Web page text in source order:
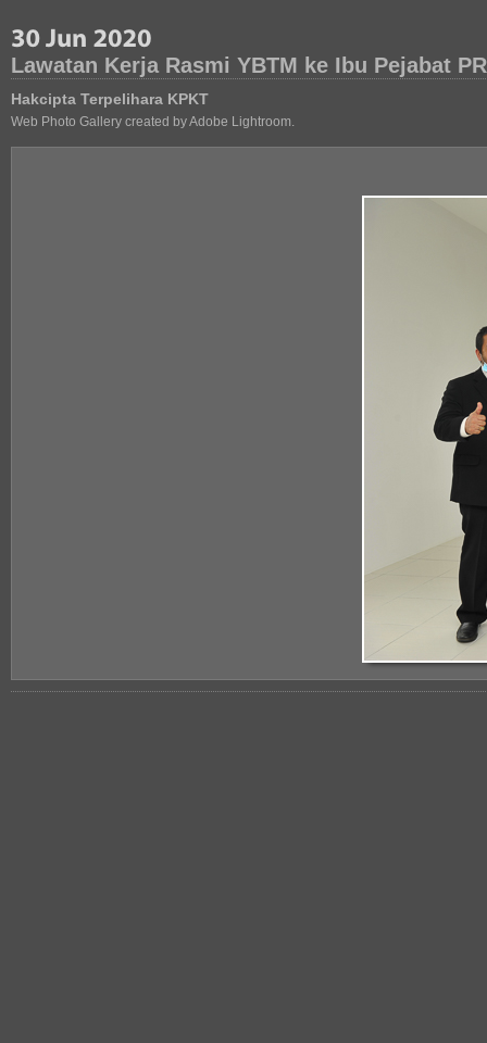
Lawatan Kerja Rasmi YBTM ke Ibu Pejabat
Hakcipta Terpelihara KPKT
Web Photo Gallery created by Adobe Lightroom.